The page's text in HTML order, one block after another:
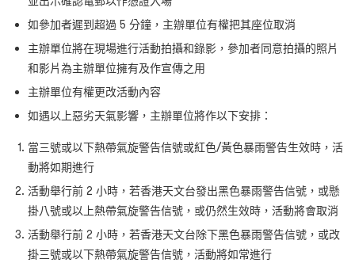
如參加者遲到超過 5 分鐘，主辦單位有權把其座位取消
主辦單位將在現場進行活動拍攝和錄影，參加者同意拍攝的照片
和影片為主辦單位擁有及作宣傳之用
主辦單位有權更改活動內容
如遇以上惡劣天氣影響，主辦單位將作以下安排：
當三號或以下熱帶氣旋警告信號或紅色/黃色暴雨警告生效時，活
動將如期進行
活動舉行前 2 小時，若香港天文台發出黑色暴雨警告信號，或懸
掛八號或以上熱帶氣旋警告信號，或仍然生效時，活動將會取消
活動舉行前 2 小時，若香港天文台除下黑色暴雨警告信號，或改
掛三號或以下熱帶氣旋警告信號，活動將如常進行